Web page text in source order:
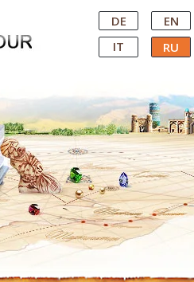
DE EN
IT
RU